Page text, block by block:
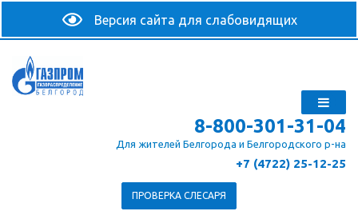
8-800-301-31-04
Для жителей Белгорода и Белгородского р-на
+7 (4722) 25-12-25
ПРОВЕРКА СЛЕСАРЯ